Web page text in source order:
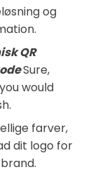
og
QR
Sure,
would
farver,
dit logo for